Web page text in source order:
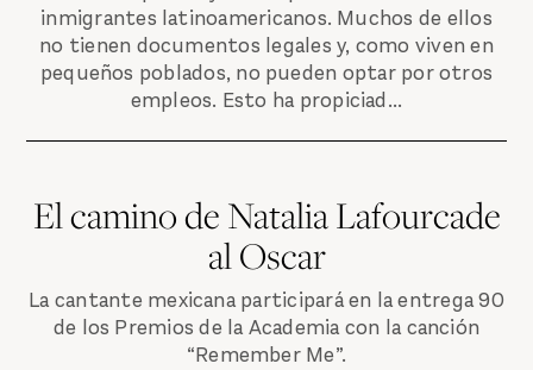
inmigrantes latinoamericanos. Muchos de ellos
no tienen documentos legales y, como viven en
pequeños poblados, no pueden optar por otros
empleos. Esto ha propiciad...
El camino de Natalia Lafourcade
al Oscar
La cantante mexicana participará en la entrega 90
de los Premios de la Academia con la canción
“Remember Me”.